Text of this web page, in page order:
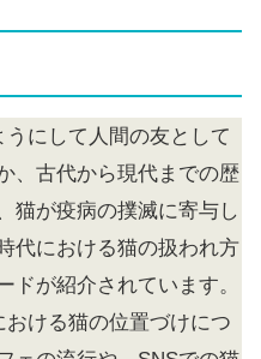
うにして人間の友として
、古代から現代までの歴
猫が疫病の撲滅に寄与し
代における猫の扱われ方
ドが紹介されています。
おける猫の位置づけにつ